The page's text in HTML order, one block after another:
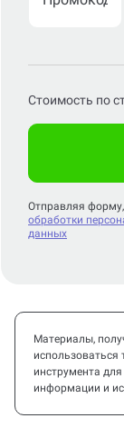
Стоимость по
Отправляя
обработки
данных
Материалы,
использоваться
инструмента
информации и